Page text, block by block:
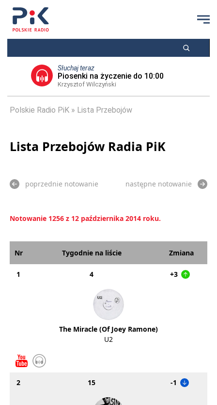
Słuchaj teraz
Piosenki na życzenie do 10:00
Krzysztof Wilczyński
Polskie Radio PiK Lista Przebojów
Lista Przebojów Radia PiK
poprzednie notowanie następne notowanie
Notowanie 1256 z 12 października 2014 roku.
Nr Tygodnie na liście Zmiana
1 4 +3
The Miracle (Of Joey Ramone)
U2
2 15 -1